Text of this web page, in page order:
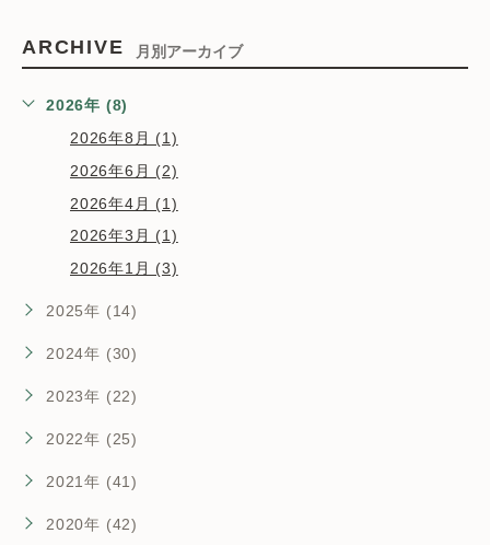
ARCHIVE 月別アーカイブ
2026年 (8)
2026年8月 (1)
2026年6月 (2)
2026年4月 (1)
2026年3月 (1)
2026年1月 (3)
2025年 (14)
2024年 (30)
2023年 (22)
2022年 (25)
2021年 (41)
2020年 (42)